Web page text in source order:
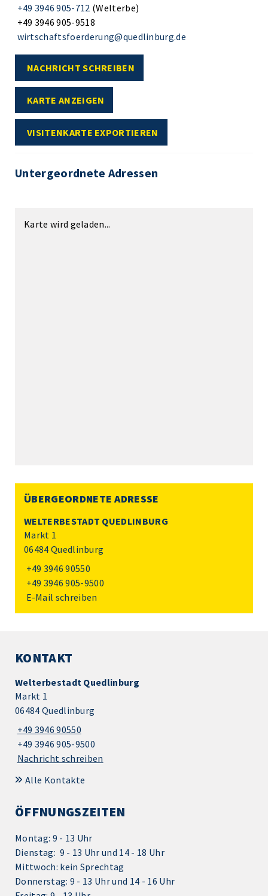
+49 3946 905-712 (Welterbe)
+49 3946 905-9518
wirtschaftsfoerderung@quedlinburg.de
NACHRICHT SCHREIBEN
KARTE ANZEIGEN
VISITENKARTE EXPORTIEREN
Untergeordnete Adressen
Karte wird geladen...
ÜBERGEORDNETE ADRESSE
WELTERBESTADT QUEDLINBURG
Markt 1
06484 Quedlinburg
+49 3946 90550
+49 3946 905-9500
E-Mail schreiben
KONTAKT
Welterbestadt Quedlinburg
Markt 1
06484 Quedlinburg
+49 3946 90550
+49 3946 905-9500
Nachricht schreiben
Alle Kontakte
ÖFFNUNGSZEITEN
Montag: 9 - 13 Uhr
Dienstag: 9 - 13 Uhr und 14 - 18 Uhr
Mittwoch: kein Sprechtag
Donnerstag: 9 - 13 Uhr und 14 - 16 Uhr